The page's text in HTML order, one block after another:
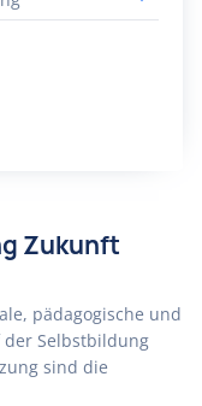
Zukunft
pädagogische und
der Selbstbildung
sind die